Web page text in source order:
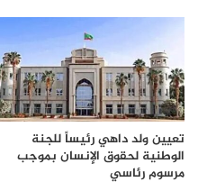
تعيين ولد داهي رئيساً للجنة
الوطنية لحقوق الإنسان بموجب
مرسوم رئاسي